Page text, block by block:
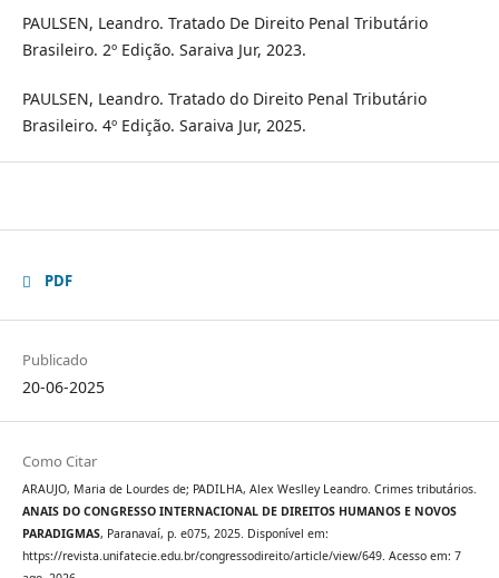
PAULSEN, Leandro. Tratado De Direito Penal Tributário
Brasileiro. 2º Edição. Saraiva Jur, 2023.
PAULSEN, Leandro. Tratado do Direito Penal Tributário
Brasileiro. 4º Edição. Saraiva Jur, 2025.
PDF
Publicado
20-06-2025
Como Citar
ARAUJO, Maria de Lourdes de; PADILHA, Alex Weslley Leandro. Crimes tributários.
ANAIS DO CONGRESSO INTERNACIONAL DE DIREITOS HUMANOS E NOVOS
PARADIGMAS, Paranavaí, p. e075, 2025. Disponível em:
https://revista.unifatecie.edu.br/congressodireito/article/view/649. Acesso em: 7